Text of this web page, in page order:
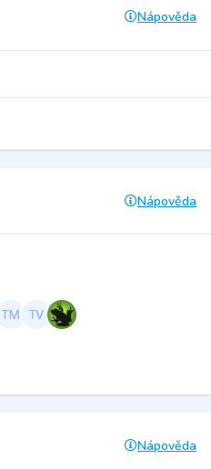
Nápověda
Nápověda
Nápověda